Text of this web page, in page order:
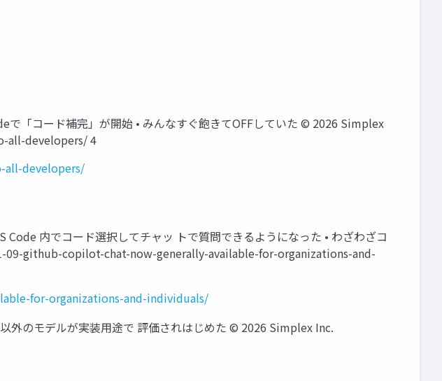
「コード補完」が開始 • みんなすぐ飽きてOFFしていた ©️ 2026 Simplex
all-developers/ 4
developers/
内でコード選択してチャッ トで質問できるようになった • わざわざコ
github-copilot-chat-now-generally-available-for-organizations-and-
for-organizations-and-individuals/
のモデルが実装用途で 評価されはじめた ©️ 2026 Simplex Inc.